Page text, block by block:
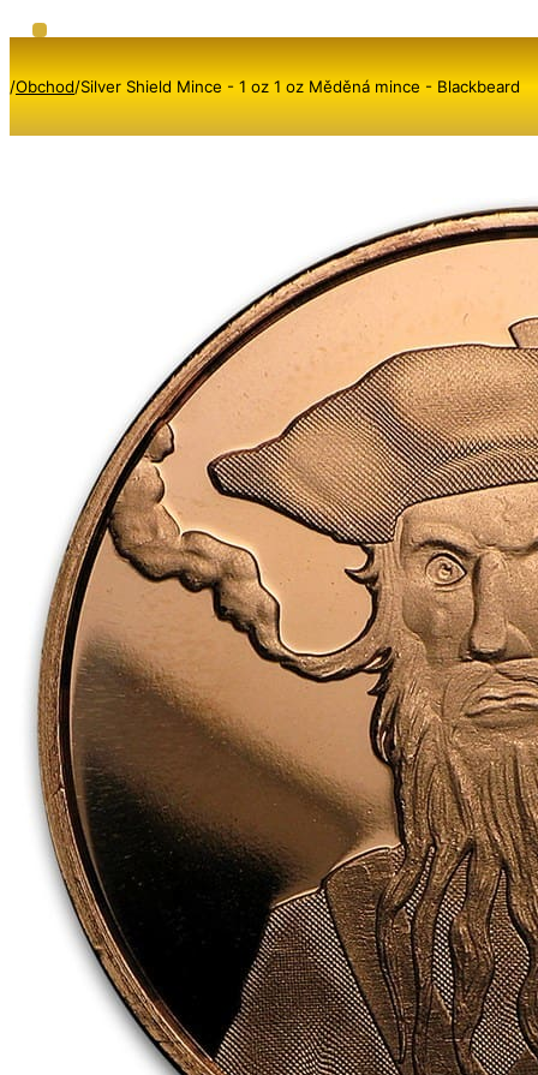
/Obchod/Silver Shield Mince - 1 oz 1 oz Měděná mince - Blackbeard